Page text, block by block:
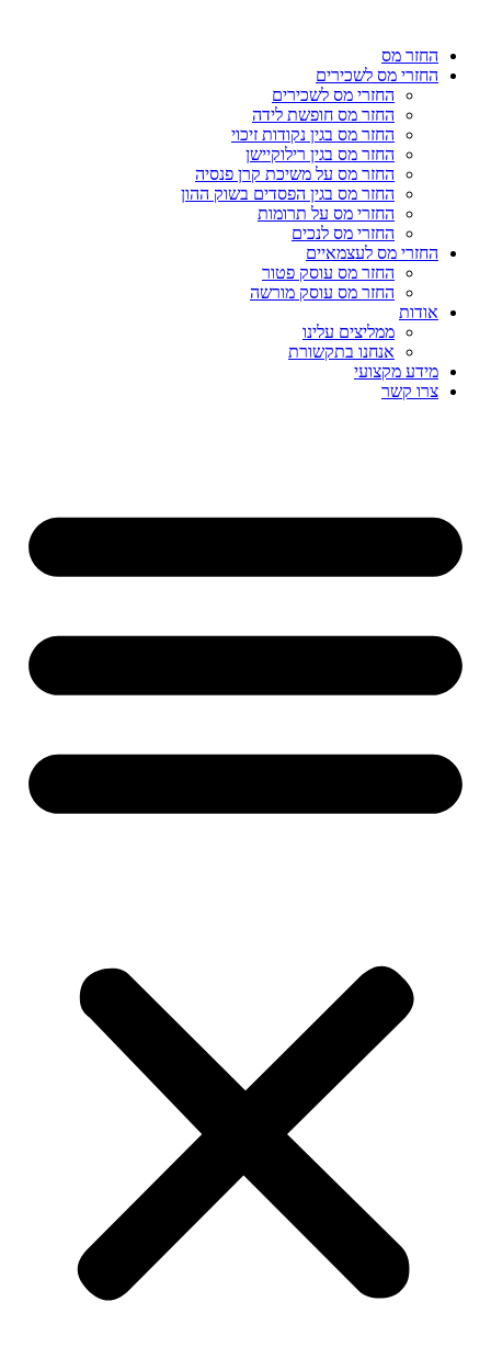
החזר מס
החזרי מס לשכירים
החזרי מס לשכירים
החזר מס חופשת לידה
החזר מס בגין נקודות זיכוי
החזר מס בגין רילוקיישן
החזר מס על משיכת קרן פנסיה
החזר מס בגין הפסדים בשוק ההון
החזרי מס על תרומות
החזרי מס לנכים
החזרי מס לעצמאיים
החזר מס עוסק פטור
החזר מס עוסק מורשה
אודות
ממליצים עלינו
אנחנו בתקשורת
מידע מקצועי
צרו קשר